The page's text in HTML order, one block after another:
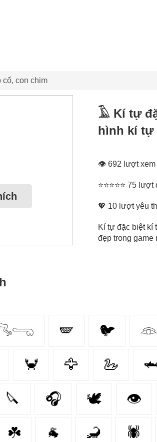
cổ, con chim
𓄿 Kí tự
hình kí tự
👁 692 lượt xem
⭐⭐⭐⭐⭐ 75
💖 10 lượt yêu
Kí tự đặc biệt kí
đẹp trong game
🪽 🐦 𓁻
🦀 🦅 🦢
🔪 🎧 🕊️ 👁
☘️ 🐐 🦂 🕷